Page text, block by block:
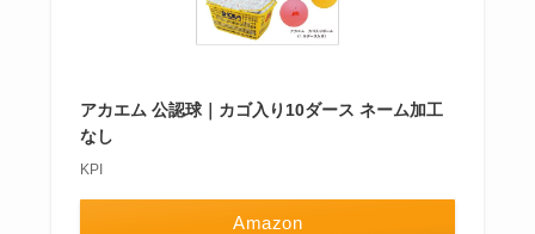
アカエム 公認球｜カゴ入り10ダース ネーム加工
なし
KPI
Amazon